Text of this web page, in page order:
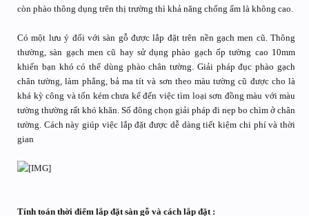
còn phào thông dụng trên thị trường thì khả năng chống ẩm là không cao.
Có một lưu ý đối với sàn gỗ được lắp đặt trên nền gạch men cũ. Thông
thường, sàn gạch men cũ hay sử dụng phào gạch ốp tường cao 10mm
khiến bạn khó có thể dùng phào chân tường. Giải pháp đục phào gạch
chân tường, làm phẳng, bả ma tít và sơn theo màu tường cũ được cho là
khá kỳ công và tốn kém chưa kể đến việc tìm loại sơn đồng màu với màu
tường thường rất khó khăn. Số đông chọn giải pháp đi nẹp bo chìm ở chân
tường. Cách này giúp việc lắp đặt được dễ dàng tiết kiệm chi phí và thời
gian
Tính toán thời điểm lắp đặt sàn gỗ và cách lắp đặt :